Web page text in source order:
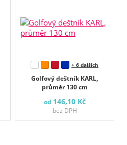
Golfový deštník KARL,
průměr 130 cm
+ 6 dalších
od 146,10 Kč
bez DPH